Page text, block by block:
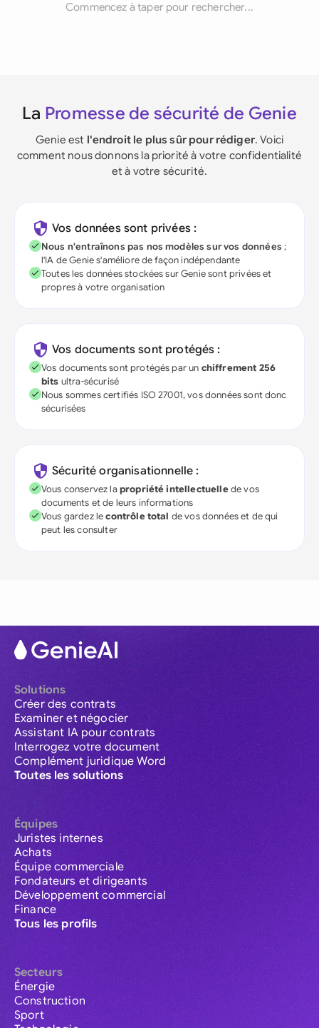
Commencez à taper pour rechercher...
La Promesse de sécurité de Genie
Genie est l'endroit le plus sûr pour rédiger. Voici
comment nous donnons la priorité à votre confidentialité
et à votre sécurité.
Vos données sont privées :
Nous n'entraînons pas nos modèles sur vos données ;
l'IA de Genie s'améliore de façon indépendante
Toutes les données stockées sur Genie sont privées et
propres à votre organisation
Vos documents sont protégés :
Vos documents sont protégés par un chiffrement 256
bits ultra-sécurisé
Nous sommes certifiés ISO 27001, vos données sont donc
sécurisées
Sécurité organisationnelle :
Vous conservez lapropriété intellectuellede vos
documents et de leurs informations
Vous gardez lecontrôle total de vos données et de qui
peut les consulter
Solutions
Créer des contrats
Examiner et négocier
Assistant IA pour contrats
Interrogez votre document
Complément juridique Word
Toutes les solutions
Équipes
Juristes internes
Achats
Équipe commerciale
Fondateurs et dirigeants
Développement commercial
Finance
Tous les profils
Secteurs
Énergie
Construction
Sport